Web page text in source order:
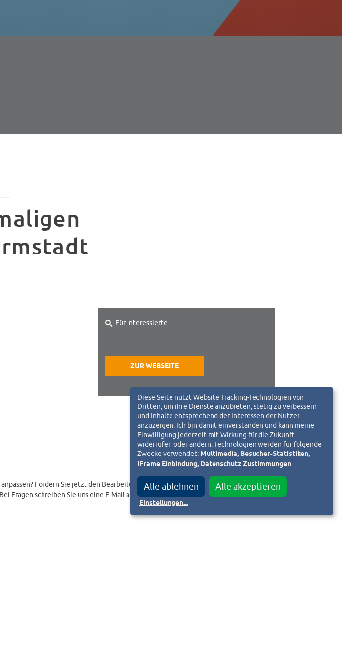
Für Interessierte
ZUR WEBSEITE
Fordern Sie jetzt den Bearbeitungslink an.
Fragen schreiben Sie uns eine E-Mail an
Diese Seite nutzt Website Tracking-Technologien von
Dritten, um ihre Dienste anzubieten, stetig zu verbessern
und Inhalte entsprechend der Interessen der Nutzer
anzuzeigen. Ich bin damit einverstanden und kann meine
Einwilligung jederzeit mit Wirkung für die Zukunft
widerrufen oder ändern. Technologien werden für folgende
Zwecke verwendet:Multimedia, Besucher-Statistiken,
iFrame Einbindung, Datenschutz Zustimmungen
Alle ablehnen Alle akzeptieren
Einstellungen...